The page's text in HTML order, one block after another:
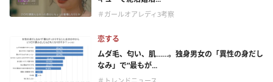
＃ガールオアレディ3考察
恋する
ムダ毛、匂い、肌……。独身男女の「異性の身だし
なみ」で“最もが...